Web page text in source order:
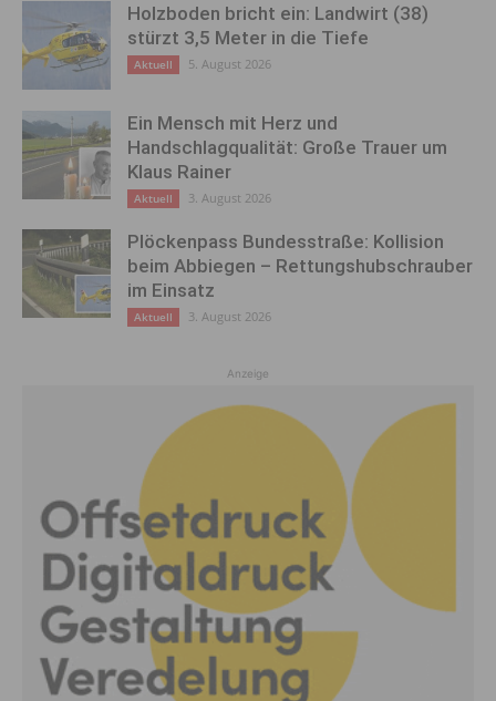
Holzboden bricht ein: Landwirt (38)
stürzt 3,5 Meter in die Tiefe
Aktuell 5. August 2026
Ein Mensch mit Herz und
Handschlagqualität: Große Trauer um
Klaus Rainer
Aktuell 3. August 2026
Plöckenpass Bundesstraße: Kollision
beim Abbiegen – Rettungshubschrauber
im Einsatz
Aktuell 3. August 2026
Anzeige